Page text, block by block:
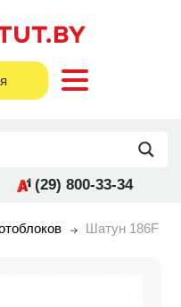
(29) 800-33-34
Шатун 186F